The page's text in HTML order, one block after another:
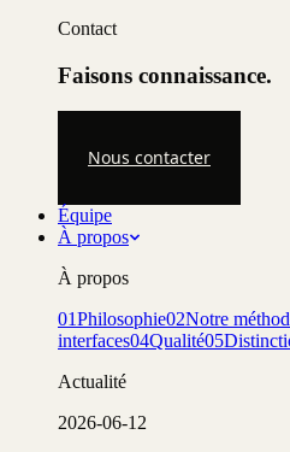
Contact
Faisons connaissance.
Nous contacter
Équipe
À propos
À propos
01Philosophie02Notre
interfaces04Qualité05
Actualité
2026-06-12